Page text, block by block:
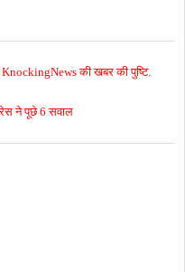
KnockingNews की खबर की पुष्टि.
ने पूछे 6 सवाल